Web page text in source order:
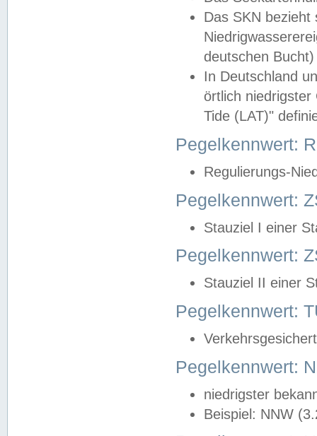
Das SKN
deutschen
In Deutschland
örtlich
Tide (LAT)"
Pegelkennwert:
Regulierungs-
Pegelkennwert:
Stauziel I einer
Pegelkennwert:
Stauziel II einer
Pegelkennwert:
Pegelkennwert:
niedrigster
Beispiel: NNW